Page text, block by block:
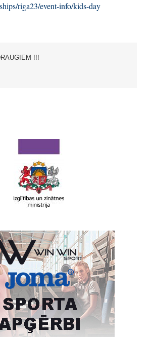
riga23/event-info/kids-day
!!!